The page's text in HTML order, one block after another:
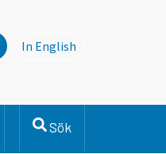
In English
Sök